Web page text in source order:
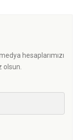
hesaplarımızı